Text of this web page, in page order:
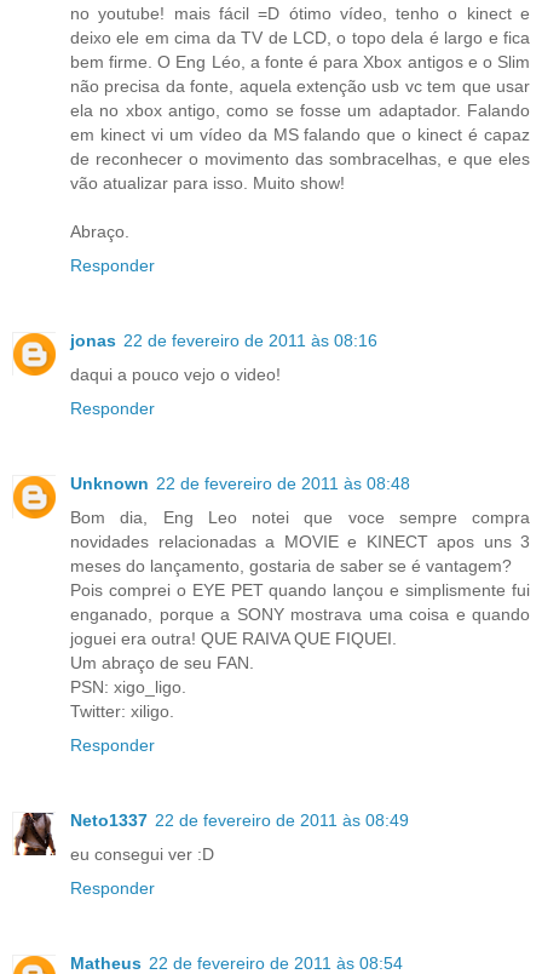
no youtube! mais fácil =D ótimo vídeo, tenho o kinect e
deixo ele em cima da TV de LCD, o topo dela é largo e fica
bem firme. O Eng Léo, a fonte é para Xbox antigos e o Slim
não precisa da fonte, aquela extenção usb vc tem que usar
ela no xbox antigo, como se fosse um adaptador. Falando
em kinect vi um vídeo da MS falando que o kinect é capaz
de reconhecer o movimento das sombracelhas, e que eles
vão atualizar para isso. Muito show!
Abraço.
Responder
jonas 22 de fevereiro de 2011 às 08:16
daqui a pouco vejo o video!
Responder
Unknown 22 de fevereiro de 2011 às 08:48
Bom dia, Eng Leo notei que voce sempre compra
novidades relacionadas a MOVIE e KINECT apos uns 3
meses do lançamento, gostaria de saber se é vantagem?
Pois comprei o EYE PET quando lançou e simplismente fui
enganado, porque a SONY mostrava uma coisa e quando
joguei era outra! QUE RAIVA QUE FIQUEI.
Um abraço de seu FAN.
PSN: xigo_ligo.
Twitter: xiligo.
Responder
Neto1337 22 de fevereiro de 2011 às 08:49
eu consegui ver :D
Responder
Matheus 22 de fevereiro de 2011 às 08:54